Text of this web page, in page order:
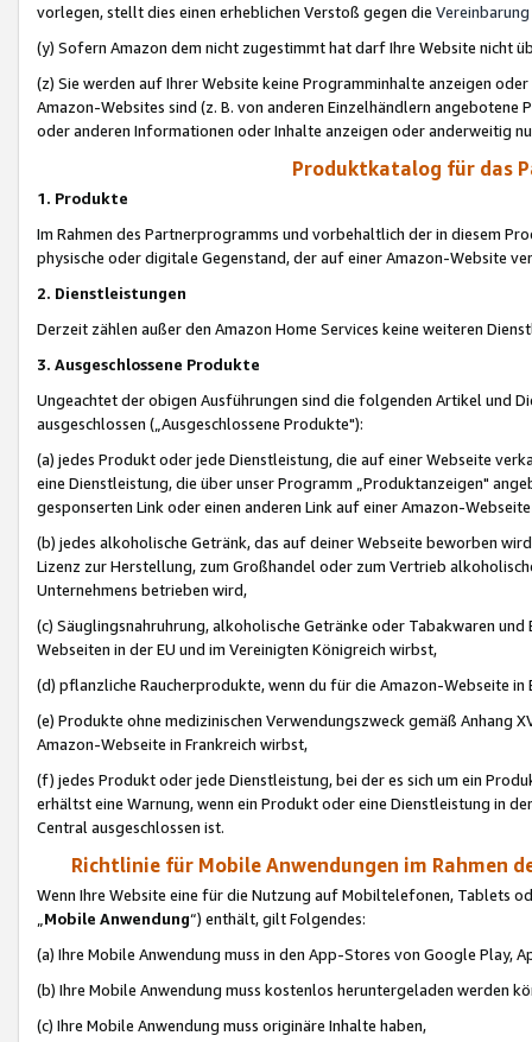
vorlegen, stellt dies einen erheblichen Verstoß gegen die Vereinbarung
(y) Sofern Amazon dem nicht zugestimmt hat darf Ihre Website nicht
(z) Sie werden auf Ihrer Website keine Programminhalte anzeigen
Amazon-Websites sind (z. B. von anderen Einzelhändlern
oder anderen Informationen oder Inhalte anzeigen oder anderweitig
Produktkatalog für das
1. Produkte
Im Rahmen des Partnerprogramms und vorbehaltlich der in diesem
physische oder digitale Gegenstand, der auf einer Amazon-Website
2. Dienstleistungen
Derzeit zählen außer den Amazon Home Services keine weiteren
3. Ausgeschlossene Produkte
Ungeachtet der obigen Ausführungen sind die folgenden Artikel und
ausgeschlossen („Ausgeschlossene Produkte"):
(a) jedes Produkt oder jede Dienstleistung, die auf einer Webseite
eine Dienstleistung, die über unser Programm „Produktanzeigen"
gesponserten Link oder einen anderen Link auf einer Amazon-
(b) jedes alkoholische Getränk, das auf deiner Webseite beworben
Lizenz zur Herstellung, zum Großhandel oder zum Vertrieb
Unternehmens betrieben wird,
(c) Säuglingsnahruhrung, alkoholische Getränke oder Tabakwaren
Webseiten in der EU und im Vereinigten Königreich wirbst,
(d) pflanzliche Raucherprodukte, wenn du für die Amazon-Webseite in
(e) Produkte ohne medizinischen Verwendungszweck gemäß Anhang
Amazon-Webseite in Frankreich wirbst,
(f) jedes Produkt oder jede Dienstleistung, bei der es sich um ein
erhältst eine Warnung, wenn ein Produkt oder eine Dienstleistung in
Central ausgeschlossen ist.
Richtlinie für Mobile Anwendungen im Rahmen
Wenn Ihre Website eine für die Nutzung auf Mobiltelefonen, Tablets
„Mobile Anwendung“) enthält, gilt Folgendes:
(a) Ihre Mobile Anwendung muss in den App-Stores von Google Play,
(b) Ihre Mobile Anwendung muss kostenlos heruntergeladen werden
(c) Ihre Mobile Anwendung muss originäre Inhalte haben,